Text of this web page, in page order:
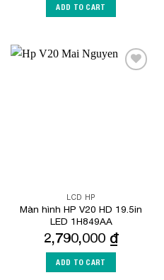
ADD TO CART
LCD HP
Màn hình HP V20 HD 19.5in
LED 1H849AA
2,790,000 ₫
ADD TO CART